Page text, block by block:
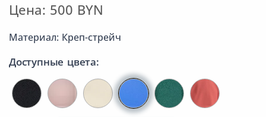
Цена: 500 BYN
Материал: Креп-стрейч
Доступные цвета: